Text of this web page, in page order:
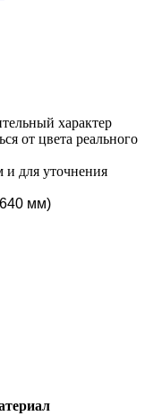
характер
от цвета реального
для уточнения
мм)